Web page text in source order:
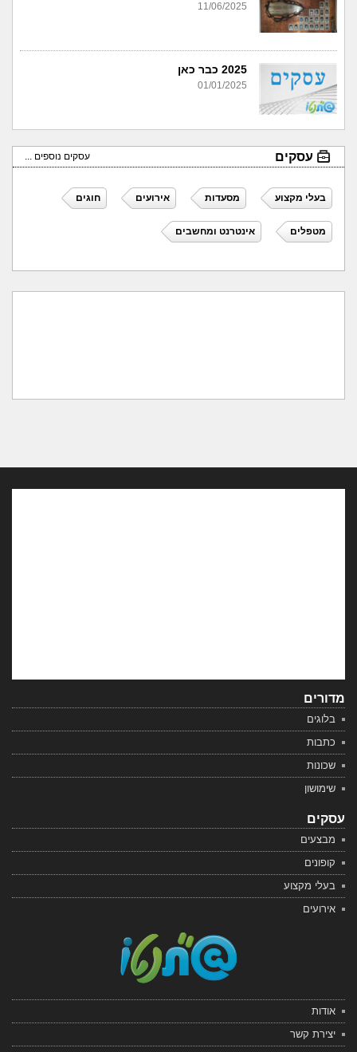
11/06/2025
2025 כבר כאן
01/01/2025
עסקים עסקים נוספים ...
בעלי מקצוע מסעדות אירועים חוגים
מטפלים אינטרנט ומחשבים
מדורים
בלוגים
כתבות
שכונות
שימושון
עסקים
מבצעים
קופונים
בעלי מקצוע
אירועים
אודות
יצירת קשר